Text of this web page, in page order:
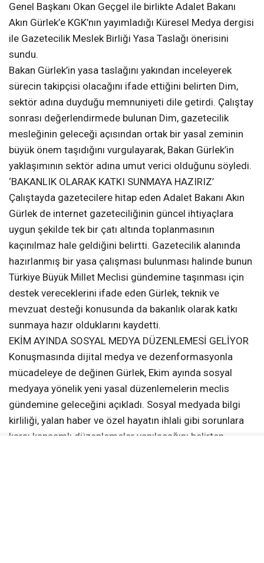
Genel Başkanı Okan Geçgel ile birlikte Adalet Bakanı
Akın Gürlek’e KGK’nın yayımladığı Küresel Medya dergisi
ile Gazetecilik Meslek Birliği Yasa Taslağı önerisini
sundu.
Bakan Gürlek’in yasa taslağını yakından inceleyerek
sürecin takipçisi olacağını ifade ettiğini belirten Dim,
sektör adına duyduğu memnuniyeti dile getirdi. Çalıştay
sonrası değerlendirmede bulunan Dim, gazetecilik
mesleğinin geleceği açısından ortak bir yasal zeminin
büyük önem taşıdığını vurgulayarak, Bakan Gürlek’in
yaklaşımının sektör adına umut verici olduğunu söyledi.
‘BAKANLIK OLARAK KATKI SUNMAYA HAZIRIZ’
Çalıştayda gazetecilere hitap eden Adalet Bakanı Akın
Gürlek de internet gazeteciliğinin güncel ihtiyaçlara
uygun şekilde tek bir çatı altında toplanmasının
kaçınılmaz hale geldiğini belirtti. Gazetecilik alanında
hazırlanmış bir yasa çalışması bulunması halinde bunun
Türkiye Büyük Millet Meclisi gündemine taşınması için
destek vereceklerini ifade eden Gürlek, teknik ve
mevzuat desteği konusunda da bakanlık olarak katkı
sunmaya hazır olduklarını kaydetti.
EKİM AYINDA SOSYAL MEDYA DÜZENLEMESİ GELİYOR
Konuşmasında dijital medya ve dezenformasyonla
mücadeleye de değinen Gürlek, Ekim ayında sosyal
medyaya yönelik yeni yasal düzenlemelerin meclis
gündemine geleceğini açıkladı. Sosyal medyada bilgi
kirliliği, yalan haber ve özel hayatın ihlali gibi sorunlara
karşı kapsamlı düzenlemeler yapılacağını belirten